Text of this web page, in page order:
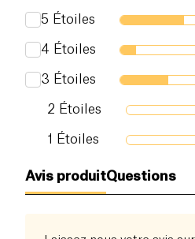
5 Étoiles
4 Étoiles
3 Étoiles
2 Étoiles
1 Étoiles
Avis produitQuestions